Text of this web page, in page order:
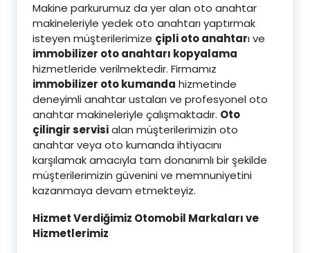
Makine parkurumuz da yer alan oto anahtar
makineleriyle yedek oto anahtarı yaptırmak
isteyen müşterilerimize çipli oto anahtarı ve
immobilizer oto anahtarı kopyalama
hizmetleride verilmektedir. Firmamız
immobilizer oto kumanda hizmetinde
deneyimli anahtar ustaları ve profesyonel oto
anahtar makineleriyle çalışmaktadır. Oto
çilingir servisialan müşterilerimizin oto
anahtar veya oto kumanda ihtiyacını
karşılamak amacıyla tam donanımlı bir şekilde
müşterilerimizin güvenini ve memnuniyetini
kazanmaya devam etmekteyiz.
Hizmet Verdiğimiz Otomobil Markaları ve
Hizmetlerimiz